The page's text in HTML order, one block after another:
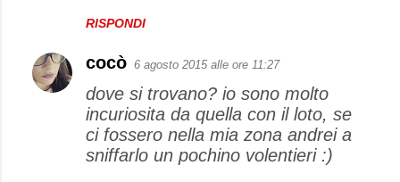
RISPONDI
cocò 6 agosto 2015 alle ore 11:27
dove si trovano? io sono molto
incuriosita da quella con il loto, se
ci fossero nella mia zona andrei a
sniffarlo un pochino volentieri :)